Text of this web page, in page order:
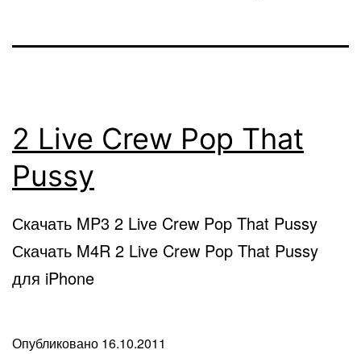
2 Live Crew Pop That
Pussy
Скачать MP3 2 Live Crew Pop That Pussy
Скачать M4R 2 Live Crew Pop That Pussy
для iPhone
Опубликовано 16.10.2011